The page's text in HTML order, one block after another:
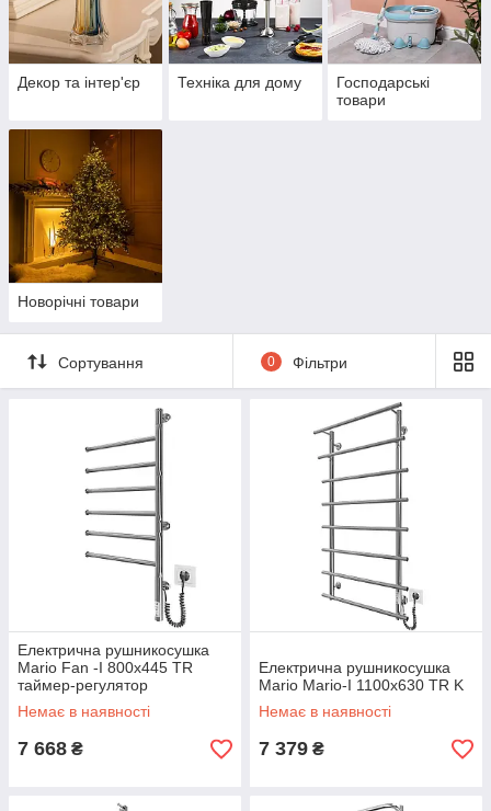
Декор та інтер'єр Техніка для дому
Господарські
товари
Новорічні товари
Сортування 0 Фільтри
Електрична рушникосушка
Mario Fan -I 800x445 TR
таймер-регулятор
Немає в наявності
7 668 ₴
Електрична рушникосушка
Mario Mario-I 1100x630 TR K
Немає в наявності
7 379 ₴